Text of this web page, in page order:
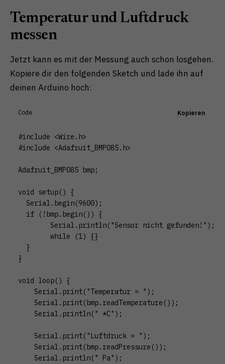
Temperatur und Luftdruck
messen
Jetzt kann es mit der Messung auch schon losgehen.
Kopiere dir den folgenden Sketch und lade ihn auf
deinen Arduino hoch:
Code Kopieren
#include <Wire.h>
#include <Adafruit_BMP085.h>
Adafruit_BMP085 bmp;
void setup() {
  Serial.begin(9600);
  if (!bmp.begin()) {
  }
}
void loop() {
    Serial.print("Temperatur = ");
    Serial.print(bmp.readTemperature());
    Serial.println(" *C");
    Serial.print("Luftdruck = ");
    Serial.print(bmp.readPressure());
    Serial.println(" Pa");